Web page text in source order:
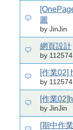
圖
by JinJin
網頁設計
by
[作業02]
by
[作業
by JinJin
[期中作